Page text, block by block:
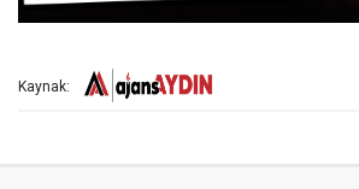
Kaynak: